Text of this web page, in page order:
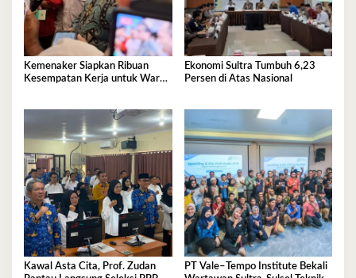
Kemenaker Siapkan Ribuan
Kesempatan Kerja untuk Warga
Ekonomi Sultra Tumbuh 6,23
Persen di Atas Nasional
Kawal Asta Cita, Prof. Zudan
PT Vale–Tempo Institute Bekali